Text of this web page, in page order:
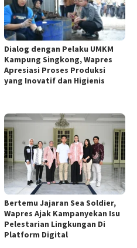
Dialog dengan Pelaku UMKM
Kampung Singkong, Wapres
Apresiasi Proses Produksi
yang Inovatif dan Higienis
Bertemu Jajaran Sea Soldier,
Wapres Ajak Kampanyekan Isu
Pelestarian Lingkungan Di
Platform Digital